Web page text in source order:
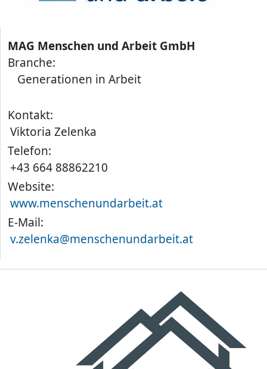
MAG Menschen und Arbeit GmbH
Branche:
Generationen in Arbeit
Kontakt:
Viktoria Zelenka
Telefon:
+43 664 88862210
Website:
www.menschenundarbeit.at
E-Mail:
v.zelenka@menschenundarbeit.at